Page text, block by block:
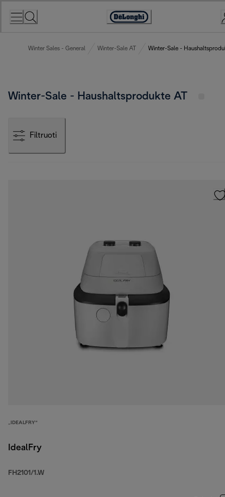
Accessibility
Winter Sales - General Winter-Sale AT Winter-Sale -
Winter-Sale - Haushaltsprodukte AT
Filtruoti
„IDEALFRY“
IdealFry
FH2101/1.W